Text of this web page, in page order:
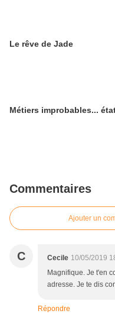
Le rêve de Jade
Métiers improbables...
Commentaires
Ajouter un
C Cecile 10/05/2019
Magnifique. Je t'en
adresse. Je te dis
Répondre